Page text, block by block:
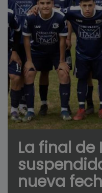
La final de
nueva